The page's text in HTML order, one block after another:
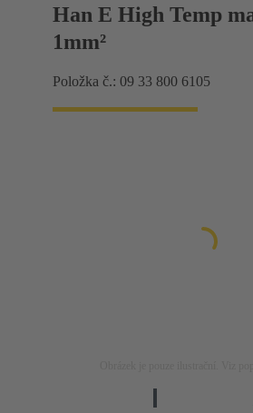
Han E High Temp
1mm²
Položka č.: 09 33 800 6105